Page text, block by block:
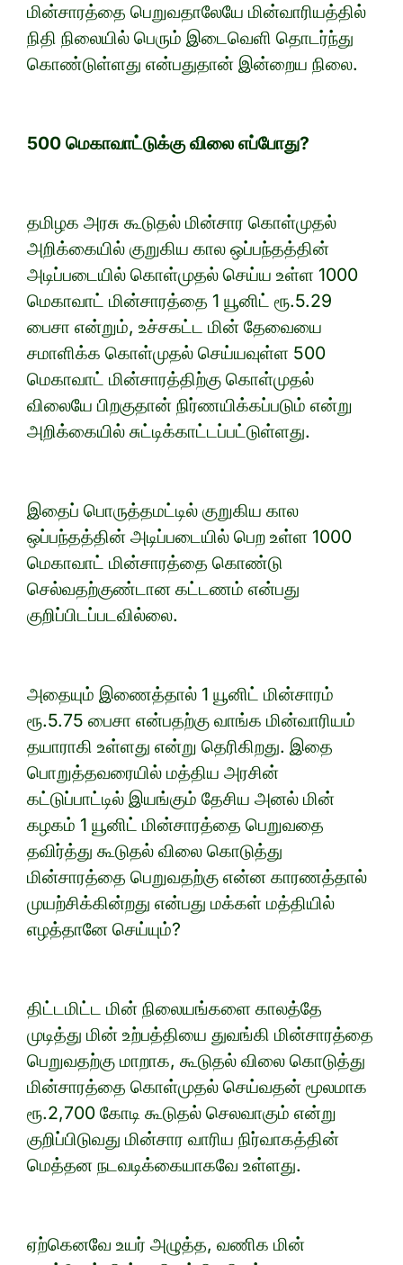
மின்சாரத்தை பெறுவதாலேயே மின்வாரியத்தில்
நிதி நிலையில் பெரும் இடைவெளி தொடர்ந்து
கொண்டுள்ளது என்பதுதான் இன்றைய நிலை.
500 மெகாவாட்டுக்கு விலை எப்போது?
தமிழக அரசு கூடுதல் மின்சார கொள்முதல்
அறிக்கையில் குறுகிய கால ஒப்பந்தத்தின்
அடிப்படையில் கொள்முதல் செய்ய உள்ள 1000
மெகாவாட் மின்சாரத்தை 1 யூனிட் ரூ.5.29
பைசா என்றும், உச்சகட்ட மின் தேவையை
சமாளிக்க கொள்முதல் செய்யவுள்ள 500
மெகாவாட் மின்சாரத்திற்கு கொள்முதல்
விலையே பிறகுதான் நிர்ணயிக்கப்படும் என்று
அறிக்கையில் சுட்டிக்காட்டப்பட்டுள்ளது.
இதைப் பொருத்தமட்டில் குறுகிய கால
ஒப்பந்தத்தின் அடிப்படையில் பெற உள்ள 1000
மெகாவாட் மின்சாரத்தை கொண்டு
செல்வதற்குண்டான கட்டணம் என்பது
குறிப்பிடப்படவில்லை.
அதையும் இணைத்தால் 1 யூனிட் மின்சாரம்
ரூ.5.75 பைசா என்பதற்கு வாங்க மின்வாரியம்
தயாராகி உள்ளது என்று தெரிகிறது. இதை
பொறுத்தவரையில் மத்திய அரசின்
கட்டுப்பாட்டில் இயங்கும் தேசிய அனல் மின்
கழகம் 1 யூனிட் மின்சாரத்தை பெறுவதை
தவிர்த்து கூடுதல் விலை கொடுத்து
மின்சாரத்தை பெறுவதற்கு என்ன காரணத்தால்
முயற்சிக்கின்றது என்பது மக்கள் மத்தியில்
எழத்தானே செய்யும்?
திட்டமிட்ட மின் நிலையங்களை காலத்தே
முடித்து மின் உற்பத்தியை துவங்கி மின்சாரத்தை
பெறுவதற்கு மாறாக, கூடுதல் விலை கொடுத்து
மின்சாரத்தை கொள்முதல் செய்வதன் மூலமாக
ரூ.2,700 கோடி கூடுதல் செலவாகும் என்று
குறிப்பிடுவது மின்சார வாரிய நிர்வாகத்தின்
மெத்தன நடவடிக்கையாகவே உள்ளது.
ஏற்கெனவே உயர் அழுத்த, வணிக மின்